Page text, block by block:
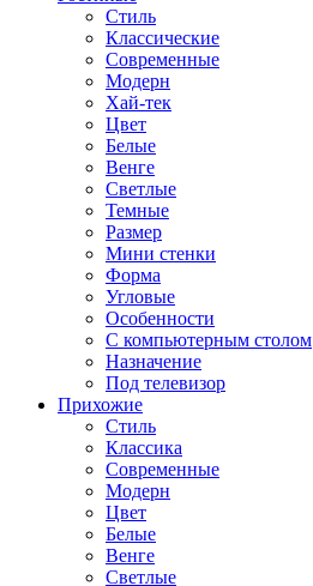
Стиль
Классические
Современные
Модерн
Хай-тек
Цвет
Белые
Венге
Светлые
Темные
Размер
Мини стенки
Форма
Угловые
Особенности
С компьютерным столом
Назначение
Под телевизор
Прихожие
Стиль
Классика
Современные
Модерн
Цвет
Белые
Венге
Светлые